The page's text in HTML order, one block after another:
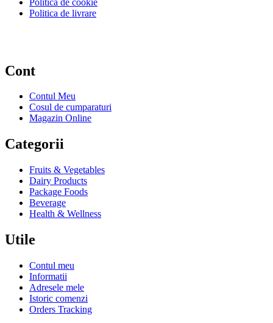
Politica de livrare
Cont
Contul Meu
Cosul de cumparaturi
Magazin Online
Categorii
Fruits & Vegetables
Dairy Products
Package Foods
Beverage
Health & Wellness
Utile
Contul meu
Informatii
Adresele mele
Istoric comenzi
Orders Tracking